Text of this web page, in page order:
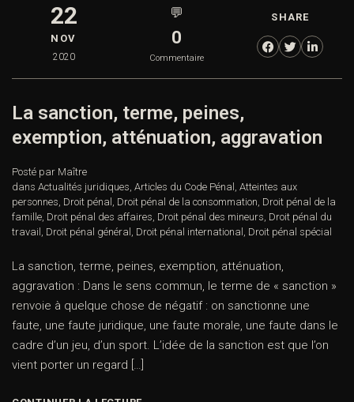
22
NOV
2020
💬
0
Commentaire
SHARE
La sanction, terme, peines,
exemption, atténuation, aggravation
Posté par Maître
dans Actualités juridiques, Articles du Code Pénal , Atteintes aux
personnes, Droit pénal , Droit pénal de la consommation, Droit pénal de la
famille, Droit pénal des affaires, Droit pénal des mineurs, Droit pénal du
travail , Droit pénal général , Droit pénal international , Droit pénal spécial
La sanction, terme, peines, exemption, atténuation,
aggravation : Dans le sens commun, le terme de « sanction »
renvoie à quelque chose de négatif : on sanctionne une
faute, une faute juridique, une faute morale, une faute dans le
cadre d’un jeu, d’un sport. L’idée de la sanction est que l’on
vient porter un regard […]